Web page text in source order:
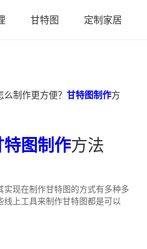
甘特图 定制家居
么制作更方便？ 甘特图制作方
特图制作方法
现在制作甘特图的方式有多种多
上工具来制作甘特图都是可以